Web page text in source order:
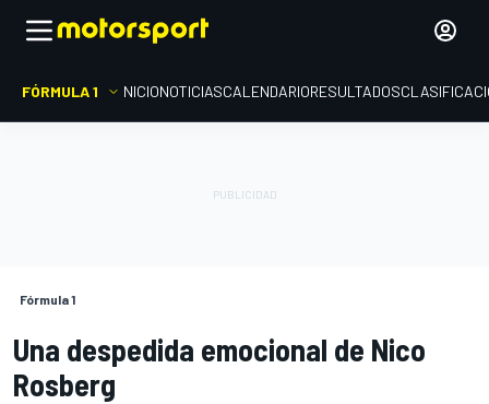
FÓRMULA 1 INICIONOTICIASCALENDARIORESULTADOS
Fórmula 1
Una despedida emocional de Nico
Rosberg